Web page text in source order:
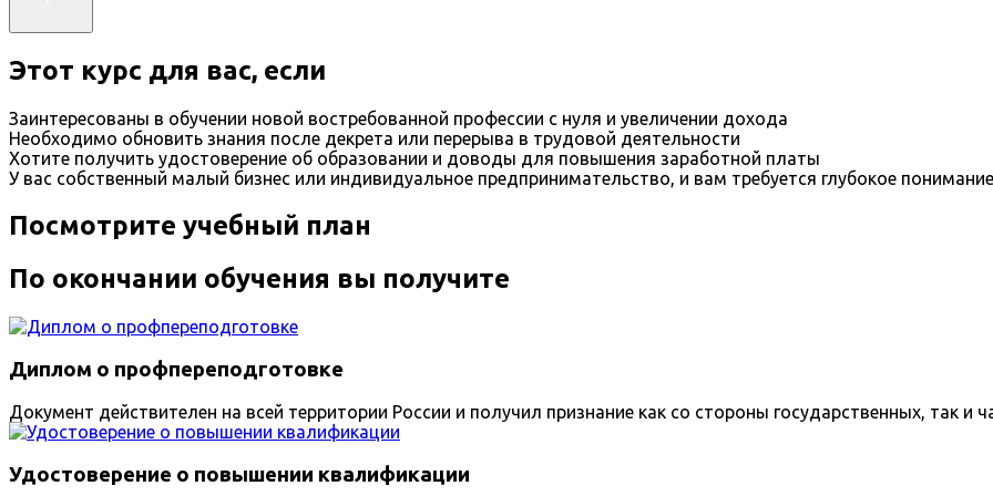
Этот курс для вас, если
Заинтересованы в обучении новой востребованной профессии с нуля и увеличении дохода
Необходимо обновить знания после декрета или перерыва в трудовой деятельности
Хотите получить удостоверение об образовании и доводы для повышения заработной платы
У вас собственный малый бизнес или индивидуальное предпринимательство, и вам требуется глубокое
Посмотрите учебный план
По окончании обучения вы получите
Диплом о профпереподготовке
Документ действителен на всей территории России и получил признание как со стороны государственных, так и
Удостоверение о повышении квалификации